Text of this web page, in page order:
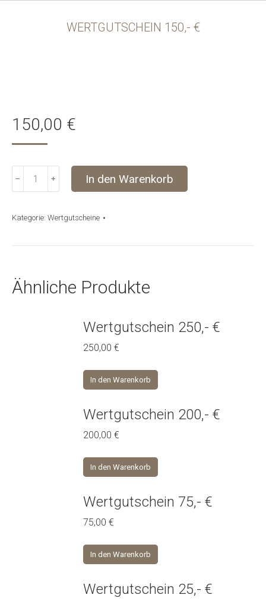
WERTGUTSCHEIN 150,- €
150,00 €
Wertgutschein
Menge
﹣ ﹢ In den Warenkorb
Kategorie: Wertgutscheine
Ähnliche Produkte
Wertgutschein 250,- €
250,00 €
In den Warenkorb
Wertgutschein 200,- €
200,00 €
In den Warenkorb
Wertgutschein 75,- €
75,00 €
In den Warenkorb
Wertgutschein 25,- €